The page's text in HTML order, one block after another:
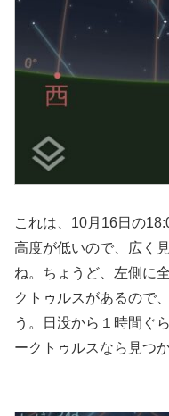
これは、10月16日の
高度が低いので、広く
ね。ちょうど、左側に
クトゥルスがあるので
う。日没から１時間ぐ
ークトゥルスなら見つ